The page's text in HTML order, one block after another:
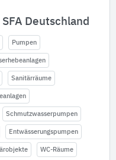
Deutschland
Pumpen
Sanitärräume
Schmutzwasserpumpen
Entwässerungspumpen
WC-Räume